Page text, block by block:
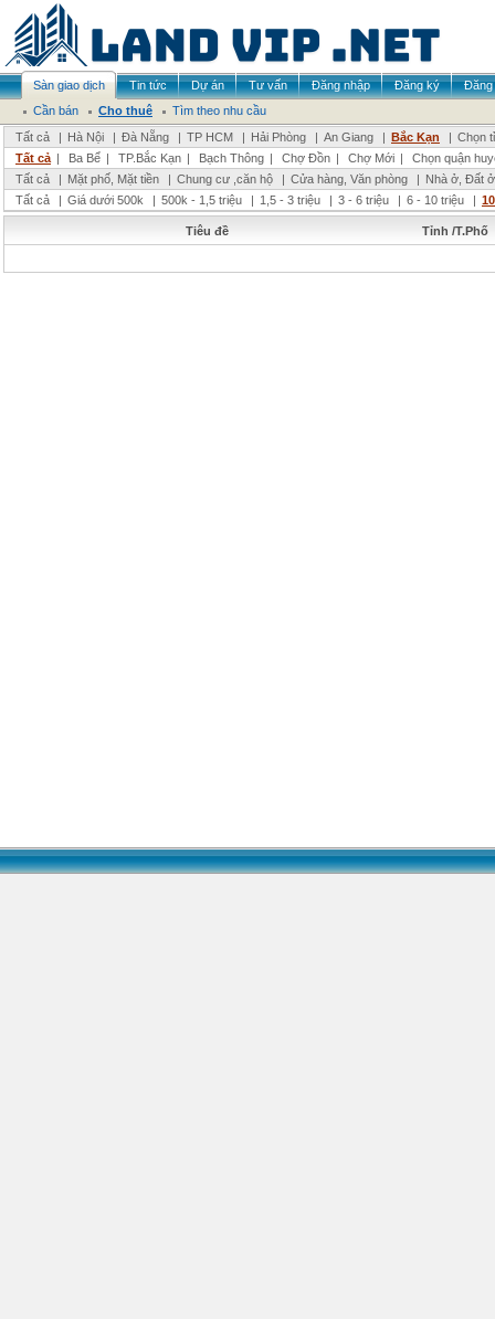
Sàn giao dịch Tin tức Dự án Tư vấn Đăng nhập Đăng ký
Đăng
Cần bán
Cho thuê
Tìm theo nhu cầu
Tất cả
| Hà Nội | Đà Nẵng | TP HCM | Hải Phòng | An Giang | Bắc Kạn | Chọn
Tất cả | Ba Bể | TP.Bắc Kạn | Bạch Thông | Chợ Đồn | Chợ Mới |
Chọn quận
Tất cả
| Mặt phố, Mặt tiền | Chung cư ,căn hộ | Cửa hàng, Văn phòng | Nhà ở, Đất ở
Tất cả
| Giá dưới 500k | 500k - 1,5 triệu | 1,5 - 3 triệu | 3 - 6 triệu | 6 - 10 triệu |
Tiêu đề Tỉnh /T.Phố